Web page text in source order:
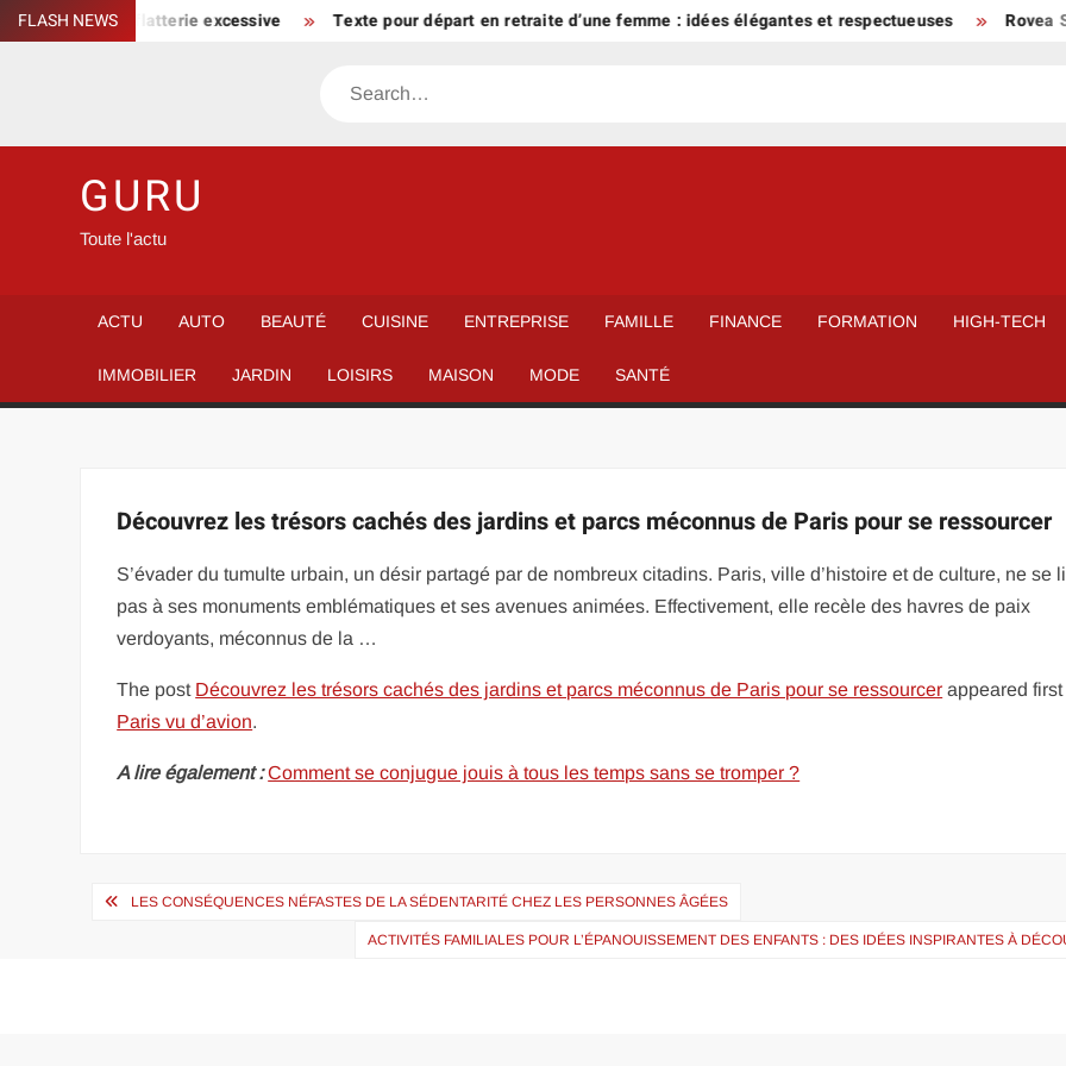
Skip
to
FLASH NEWSsans flatterie excessive Texte pour départ en retraite d’une femme : idées élégantes et respectueuses Rovea
Search
GURU
Toute l'actu
ACTU AUTO BEAUTÉ CUISINE ENTREPRISE FAMILLE FINANCE FORMATION HIGH-TECH
IMMOBILIER JARDIN LOISIRS MAISON MODE SANTÉ
Découvrez les trésors cachés des jardins et parcs méconnus de Paris pour se ressourcer
S’évader du tumulte urbain, un désir partagé par de nombreux citadins. Paris, ville d’histoire et de culture, ne se
pas à ses monuments emblématiques et ses avenues animées. Effectivement, elle recèle des havres de paix
verdoyants, méconnus de la …
The post Découvrez les trésors cachés des jardins et parcs méconnus de Paris pour se ressourcer appeared first
Paris vu d’avion.
A lire également : Comment se conjugue jouis à tous les temps sans se tromper ?
Navigation
LES CONSÉQUENCES NÉFASTES DE LA SÉDENTARITÉ CHEZ LES PERSONNES ÂGÉES
ACTIVITÉS FAMILIALES POUR L’ÉPANOUISSEMENT DES ENFANTS : DES IDÉES INSPIRANTES À